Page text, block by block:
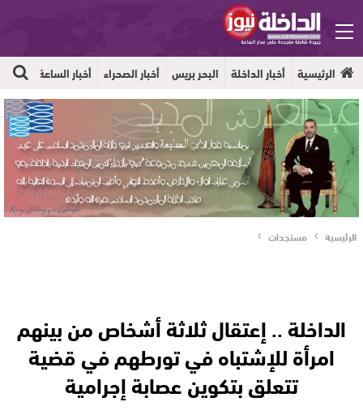
الرئيسية أخبار الداخلة البحر بريس أخبار الصحراء أخبار الساعة
الرئيسية مستجدات
الداخلة .. إعتقال ثلاثة أشخاص من بينهم
امرأة للإشتباه في تورطهم في قضية
تتعلق بتكوين عصابة إجرامية